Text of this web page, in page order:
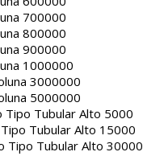
700000
800000
900000
1000000
3000000
5000000
Tipo Tubular Alto 5000
Tubular Alto 15000
Tipo Tubular Alto 30000